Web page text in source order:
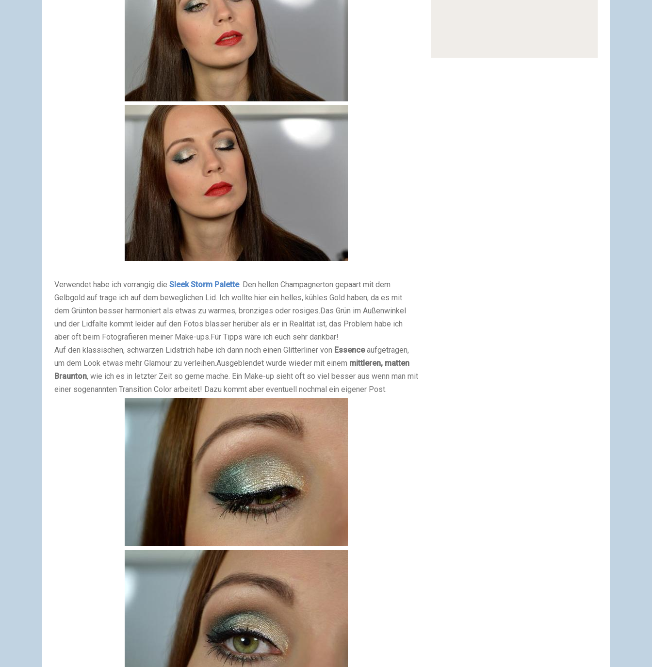
Verwendet habe ich vorrangig die Sleek Storm Palette. Den hellen Champagnerton gepaart mit dem
Gelbgold auf trage ich auf dem beweglichen Lid. Ich wollte hier ein helles, kühles Gold haben, da es mit
dem Grünton besser harmoniert als etwas zu warmes, bronziges oder rosiges. Das Grün im Außenwinkel
und der Lidfalte kommt leider auf den Fotos blasser herüber als er in Realität ist, das Problem habe ich
aber oft beim Fotografieren meiner Make-ups. Für Tipps wäre ich euch sehr dankbar!
Auf den klassischen, schwarzen Lidstrich habe ich dann noch einen Glitterliner von Essenceaufgetragen,
um dem Look etwas mehr Glamour zu verleihen. Ausgeblendet wurde wieder mit einem mittleren, matten
Braunton, wie ich es in letzter Zeit so gerne mache. Ein Make-up sieht oft so viel besser aus wenn man mit
einer sogenannten Transition Color arbeitet! Dazu kommt aber eventuell nochmal ein eigener Post.